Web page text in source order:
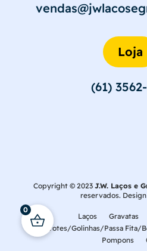
Loja
(61)
Copyright © 2023 J.W. Laços e
reservados. Design
Laços Gravatas
Laçarotes/Golinhas/Passa Fita/
Pompons
0